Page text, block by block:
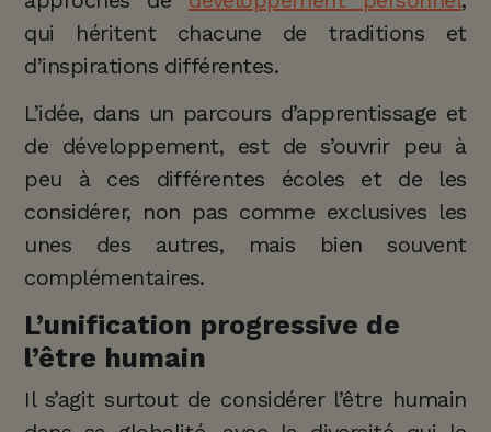
qui héritent chacune de traditions et
d’inspirations différentes.
L’idée, dans un parcours d’apprentissage et
de développement, est de s’ouvrir peu à
peu à ces différentes écoles et de les
considérer, non pas comme exclusives les
unes des autres, mais bien souvent
complémentaires.
L’unification progressive de
l’être humain
Il s’agit surtout de considérer l’être humain